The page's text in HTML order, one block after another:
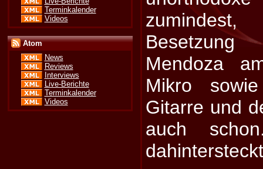
Terminkalender
Videos
Atom
News
Reviews
Interviews
Live-Berichte
Terminkalender
Videos
Mendoza
Mikro
Gitarre und
auch